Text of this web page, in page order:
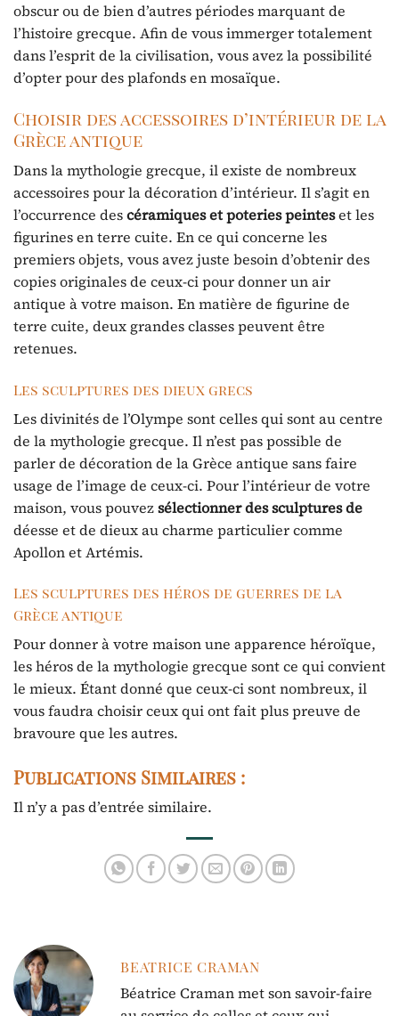
obscur ou de bien d’autres périodes marquant de
l’histoire grecque. Afin de vous immerger totalement
dans l’esprit de la civilisation, vous avez la possibilité
d’opter pour des plafonds en mosaïque.
Choisir des accessoires d’intérieur de la
Grèce antique
Dans la mythologie grecque, il existe de nombreux
accessoires pour la décoration d’intérieur. Il s’agit en
l’occurrence descéramiques et poteries peinteset les
figurines en terre cuite. En ce qui concerne les
premiers objets, vous avez juste besoin d’obtenir des
copies originales de ceux-ci pour donner un air
antique à votre maison. En matière de figurine de
terre cuite, deux grandes classes peuvent être
retenues.
Les sculptures des dieux grecs
Les divinités de l’Olympe sont celles qui sont au centre
de la mythologie grecque. Il n’est pas possible de
parler de décoration de la Grèce antique sans faire
usage de l’image de ceux-ci. Pour l’intérieur de votre
maison, vous pouvezsélectionner des sculptures de
déesse et de dieux au charme particulier comme
Apollon et Artémis.
Les sculptures des héros de guerres de la
Grèce antique
Pour donner à votre maison une apparence héroïque,
les héros de la mythologie grecque sont ce qui convient
le mieux. Étant donné que ceux-ci sont nombreux, il
vous faudra choisir ceux qui ont fait plus preuve de
bravoure que les autres.
Publications Similaires :
Il n’y a pas d’entrée similaire.
BEATRICE CRAMAN
Béatrice Craman met son savoir-faire